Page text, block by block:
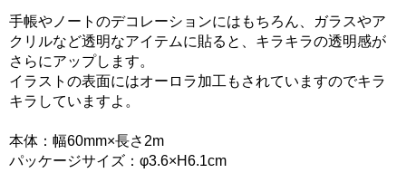
手帳やノートのデコレーションにはもちろん、ガラスやア
クリルなど透明なアイテムに貼ると、キラキラの透明感が
さらにアップします。
イラストの表面にはオーロラ加工もされていますのでキラ
キラしていますよ。
本体：幅60mm×長さ2m
パッケージサイズ：φ3.6×H6.1cm